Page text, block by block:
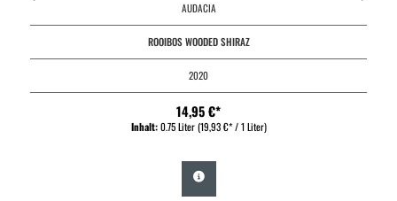
AUDACIA
ROOIBOS WOODED SHIRAZ
2020
14,95 €*
Inhalt:0.75 Liter(19,93 €* / 1 Liter)